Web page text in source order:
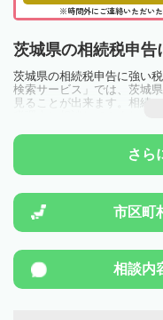
※時間外にご連絡いただい
茨城県の相続税申
茨城県の相続税申告に強い
検索サービス」では、茨城
見ることが出来ます。相続
税理士に相談してみましょ
さら
市区町
相談内